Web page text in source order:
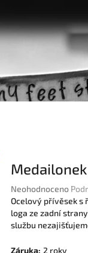
Průměrné
hodnocení
produktu
je
z
Neohodnoceno
Ocelový přívěsek s
loga ze zadní
službu
Záruka: 2 roky